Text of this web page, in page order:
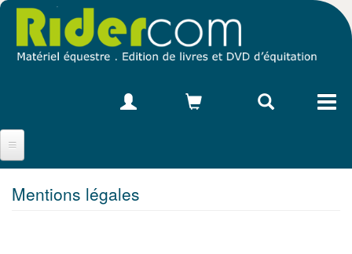
Aller
contenu
principal
Accueil Ridercom
Catalogue équestre
Mentions légales